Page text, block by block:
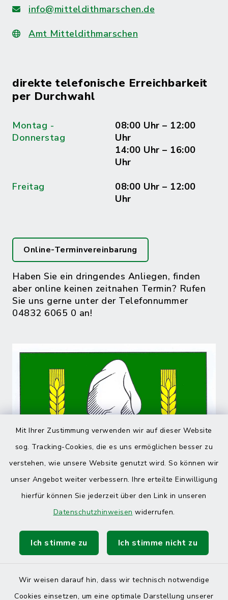
Mit Ihrer Zustimmung verwenden wir auf dieser Website
sog. Tracking-Cookies, die es uns ermöglichen besser zu
verstehen, wie unsere Website genutzt wird. So können wir
unser Angebot weiter verbessern. Ihre erteilte Einwilligung
hierfür können Sie jederzeit über den Link in unseren
Datenschutzhinweisen widerrufen.
Ich stimme zu Ich stimme nicht zu
Wir weisen darauf hin, dass wir technisch notwendige
Cookies einsetzen, um eine optimale Darstellung unserer
info@mitteldithmarschen.de
Amt Mitteldithmarschen
direkte telefonische Erreichbarkeit
per Durchwahl
Montag -
Donnerstag
08:00 Uhr – 12:00
Uhr
14:00 Uhr – 16:00
Uhr
Freitag
08:00 Uhr – 12:00
Uhr
Online-Terminvereinbarung
Haben Sie ein dringendes Anliegen, finden
aber online keinen zeitnahen Termin? Rufen
Sie uns gerne unter der Telefonnummer
04832 6065 0 an!